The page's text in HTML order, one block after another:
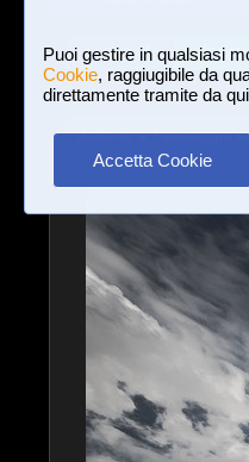
Puoi gestire in qualsiasi
Cookie, raggiugibile da
direttamente tramite da
Accetta Cookie
Login
Gallerie»Paesaggio